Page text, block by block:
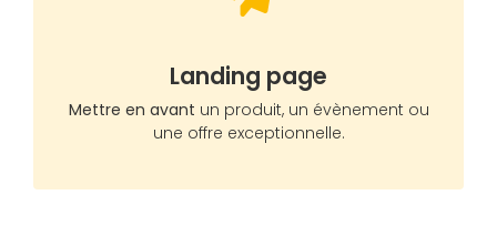
Landing page
Mettre en avant un produit, un évènement ou
une offre exceptionnelle.